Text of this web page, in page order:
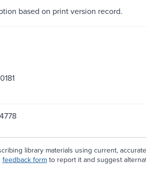
based on print version record.
library materials using current,
feedback formto report it and suggest